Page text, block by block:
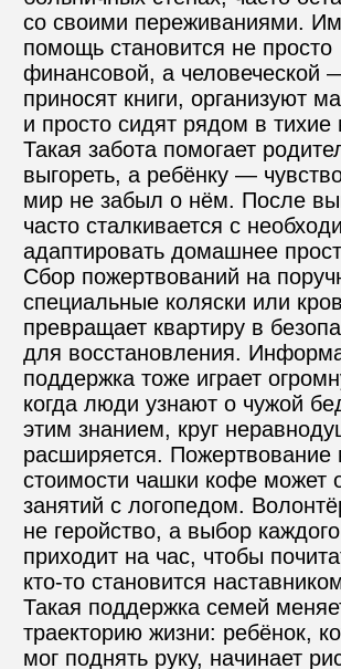
со своими переживаниями.
помощь становится не просто
финансовой, а человеческой
приносят книги, организуют
и просто сидят рядом в тихие
Такая забота помогает
выгореть, а ребёнку —
мир не забыл о нём. После
часто сталкивается с
адаптировать домашнее
Сбор пожертвований на
специальные коляски или
превращает квартиру в
для восстановления.
поддержка тоже играет
когда люди узнают о чужой
этим знанием, круг
расширяется. Пожертвование
стоимости чашки кофе может
занятий с логопедом.
не геройство, а выбор
приходит на час, чтобы
кто-то становится
Такая поддержка семей
траекторию жизни: ребёнок,
мог поднять руку, начинает